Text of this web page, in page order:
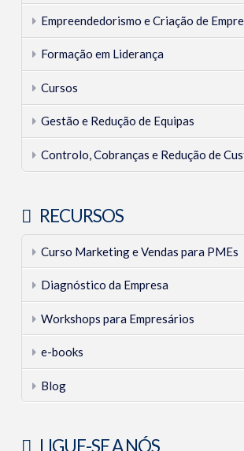
Empreendedorismo e Criação de
Formação em Liderança
Cursos
Gestão e Redução de Equipas
Controlo, Cobranças e Redução de
RECURSOS
Curso Marketing e Vendas para PMEs
Diagnóstico da Empresa
Workshops para Empresários
e-books
Blog
LIGUE-SE A NÓS